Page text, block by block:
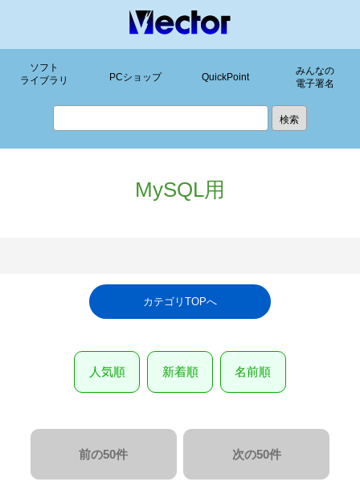
ソフト
ライブラリ
PCショップ QuickPoint
みんなの
電子署名
MySQL用
カテゴリTOPへ
人気順 新着順 名前順
前の50件 次の50件